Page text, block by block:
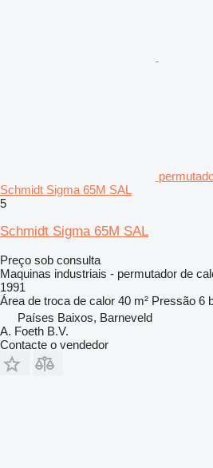
Schmidt Sigma 65M SAL
5
Schmidt Sigma 65M SAL
Preço sob consulta
Maquinas industriais - permutador de
1991
Área de troca de calor 40 m² Pressão 6
Países Baixos, Barneveld
A. Foeth B.V.
Contacte o vendedor